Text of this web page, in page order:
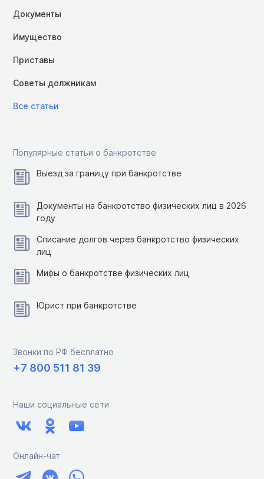
Документы
Имущество
Приставы
Советы должникам
Все статьи
Популярные статьи о банкротстве
Выезд за границу при банкротстве
Документы на банкротство физических лиц в 2026
году
Списание долгов через банкротство физических
лиц
Мифы о банкротстве физических лиц
Юрист при банкротстве
Звонки по РФ бесплатно
+7 800 511 81 39
Наши социальные сети
Онлайн-чат